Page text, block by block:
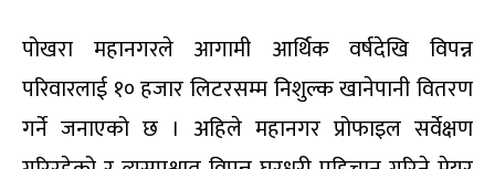
पोखरा महानगरले आगामी आर्थिक वर्षदेखि विपन्न
परिवारलाई १० हजार लिटरसम्म निशुल्क खानेपानी वितरण
गर्ने जनाएको छ । अहिले महानगर प्रोफाइल सर्वेक्षण